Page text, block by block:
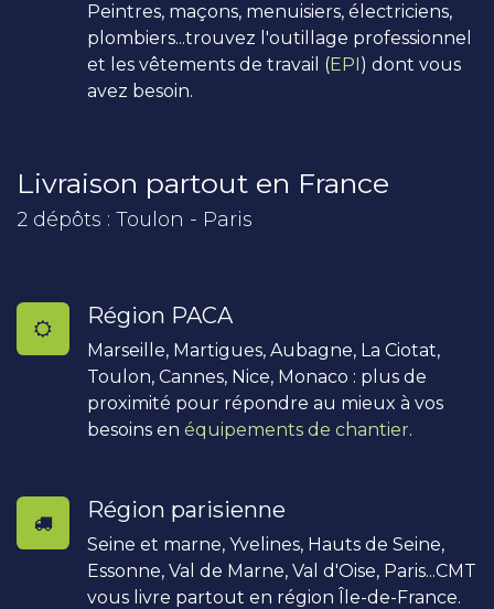
Peintres, maçons, menuisiers, électriciens,
plombiers...trouvez l'outillage professionnel
et les vêtements de travail (EPI) dont vous
avez besoin.
Livraison partout en France
2 dépôts : Toulon - Paris
Région PACA
Marseille, Martigues, Aubagne, La Ciotat,
Toulon, Cannes, Nice, Monaco : plus de
proximité pour répondre au mieux à vos
besoins en équipements de chantier.
Région parisienne
Seine et marne, Yvelines, Hauts de Seine,
Essonne, Val de Marne, Val d'Oise, Paris...CMT
vous livre partout en région Île-de-France.